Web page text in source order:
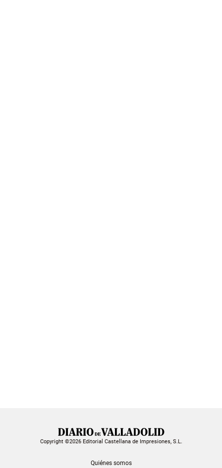
Copyright ©2026 Editorial Castellana de Impresiones, S.L.
Quiénes somos